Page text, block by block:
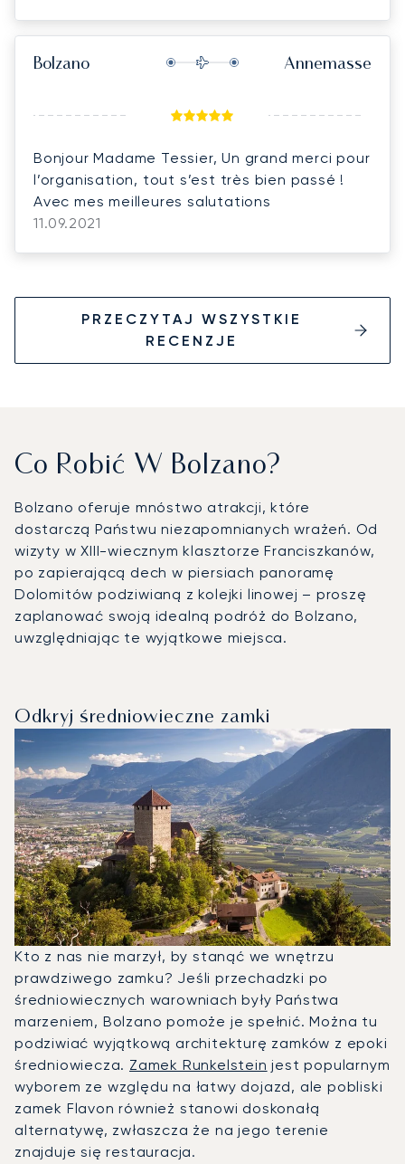
with him for my future bookings.
Bolzano Annemasse
Bonjour Madame Tessier, Un grand merci pour
l’organisation, tout s’est très bien passé !
Avec mes meilleures salutations
11.09.2021
PRZECZYTAJ WSZYSTKIE
RECENZJE
Co Robić W Bolzano?
Bolzano oferuje mnóstwo atrakcji, które
dostarczą Państwu niezapomnianych wrażeń. Od
wizyty w XIII-wiecznym klasztorze Franciszkanów,
po zapierającą dech w piersiach panoramę
Dolomitów podziwianą z kolejki linowej – proszę
zaplanować swoją idealną podróż do Bolzano,
uwzględniając te wyjątkowe miejsca.
Odkryj średniowieczne zamki
Kto z nas nie marzył, by stanąć we wnętrzu
prawdziwego zamku? Jeśli przechadzki po
średniowiecznych warowniach były Państwa
marzeniem, Bolzano pomoże je spełnić. Można tu
podziwiać wyjątkową architekturę zamków z epoki
średniowiecza. Zamek Runkelstein jest popularnym
wyborem ze względu na łatwy dojazd, ale pobliski
zamek Flavon również stanowi doskonałą
alternatywę, zwłaszcza że na jego terenie
znajduje się restauracja.